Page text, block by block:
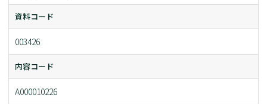
資料コード
003426
内容コード
A000010226